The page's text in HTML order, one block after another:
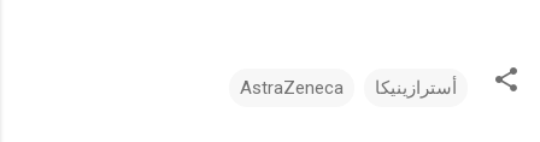
أسترازينيكا AstraZeneca